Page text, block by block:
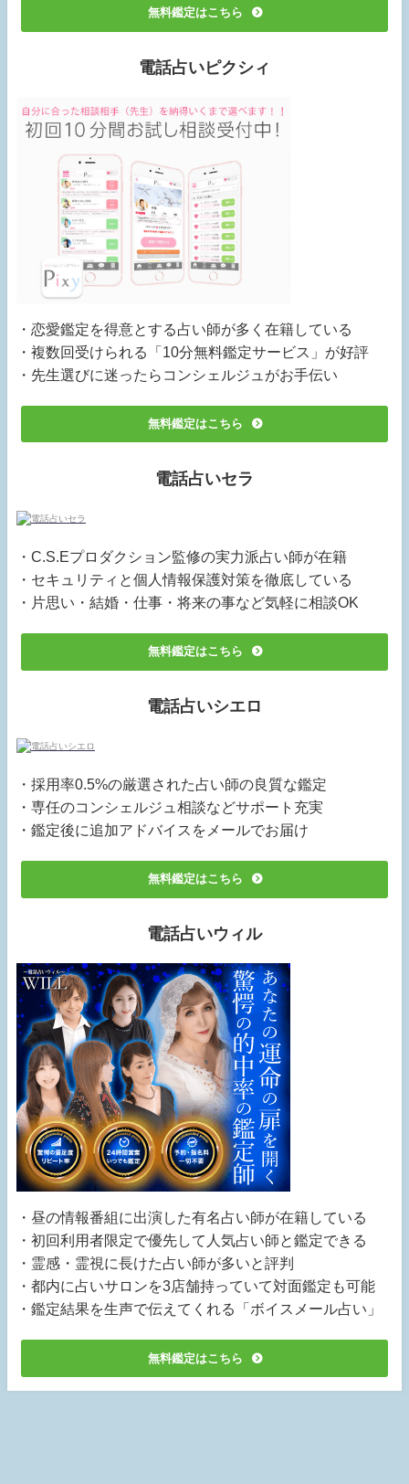
無料鑑定はこちら
電話占いピクシィ
・恋愛鑑定を得意とする占い師が多く在籍している
・複数回受けられる「10分無料鑑定サービス」が好評
・先生選びに迷ったらコンシェルジュがお手伝い
無料鑑定はこちら
電話占いセラ
・C.S.Eプロダクション監修の実力派占い師が在籍
・セキュリティと個人情報保護対策を徹底している
・片思い・結婚・仕事・将来の事など気軽に相談OK
無料鑑定はこちら
電話占いシエロ
・採用率0.5%の厳選された占い師の良質な鑑定
・専任のコンシェルジュ相談などサポート充実
・鑑定後に追加アドバイスをメールでお届け
無料鑑定はこちら
電話占いウィル
・昼の情報番組に出演した有名占い師が在籍している
・初回利用者限定で優先して人気占い師と鑑定できる
・霊感・霊視に長けた占い師が多いと評判
・都内に占いサロンを3店舗持っていて対面鑑定も可能
・鑑定結果を生声で伝えてくれる「ボイスメール占い」
無料鑑定はこちら